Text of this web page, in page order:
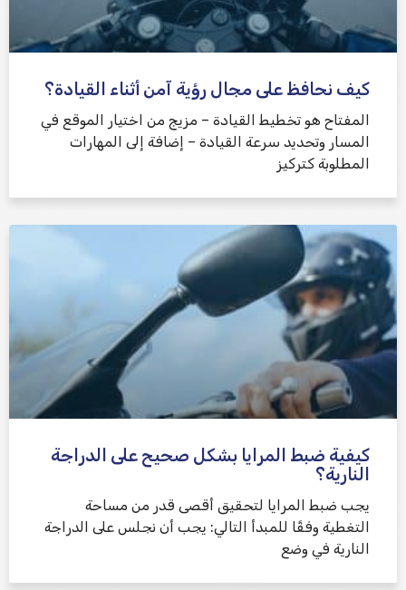
كيف نحافظ على مجال رؤية آمن أثناء القيادة؟
المفتاح هو تخطيط القيادة – مزيج من اختيار الموقع في
المسار وتحديد سرعة القيادة – إضافة إلى المهارات
المطلوبة كتركيز
كيفية ضبط المرايا بشكل صحيح على الدراجة
النارية؟
يجب ضبط المرايا لتحقيق أقصى قدر من مساحة
التغطية وفقًا للمبدأ التالي: يجب أن نجلس على الدراجة
النارية في وضع